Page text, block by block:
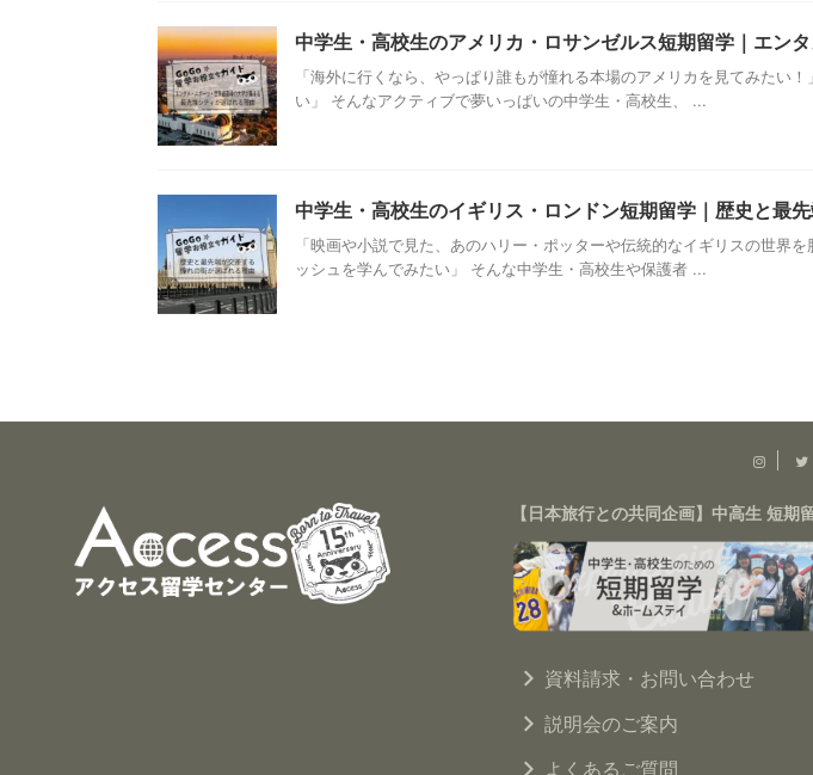
中学生・高校生のアメリカ・ロサンゼルス短期留学｜エン
「海外に行くなら、やっぱり誰もが憧れる本場のアメリカを見てみたい
い」 そんなアクティブで夢いっぱいの中学生・高校生、 ...
中学生・高校生のイギリス・ロンドン短期留学｜歴史と最
「映画や小説で見た、あのハリー・ポッターや伝統的なイギリスの世界
ッシュを学んでみたい」 そんな中学生・高校生や保護者 ...
【日本旅行との共同企画】中高生 短期
資料請求・お問い合わせ
説明会のご案内
よくあるご質問